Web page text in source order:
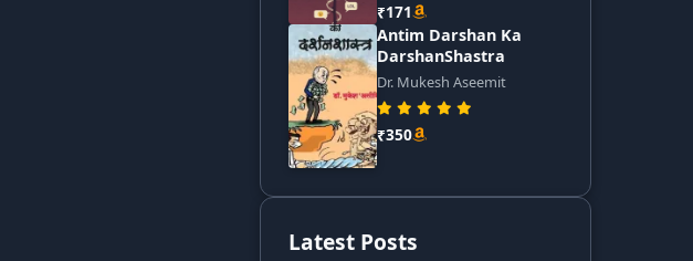
₹171
Antim Darshan Ka
DarshanShastra
Dr. Mukesh Aseemit
₹350
Latest Posts